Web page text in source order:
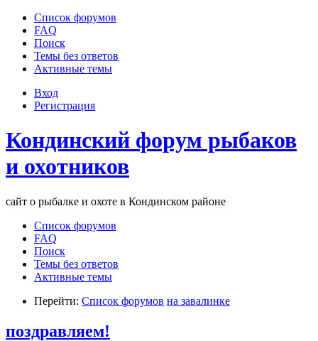
Список форумов
FAQ
Поиск
Темы без ответов
Активные темы
Вход
Регистрация
Кондинский форум рыбаков
и охотников
сайт о рыбалке и охоте в Кондинском районе
Список форумов
FAQ
Поиск
Темы без ответов
Активные темы
Перейти: Список форумов на завалинке
поздравляем!